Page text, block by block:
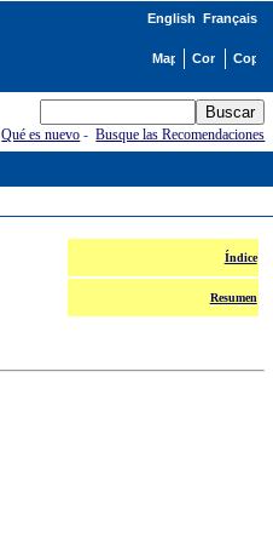
English Français
Qué es nuevo -Busque las Recomendaciones
Índice
Resumen